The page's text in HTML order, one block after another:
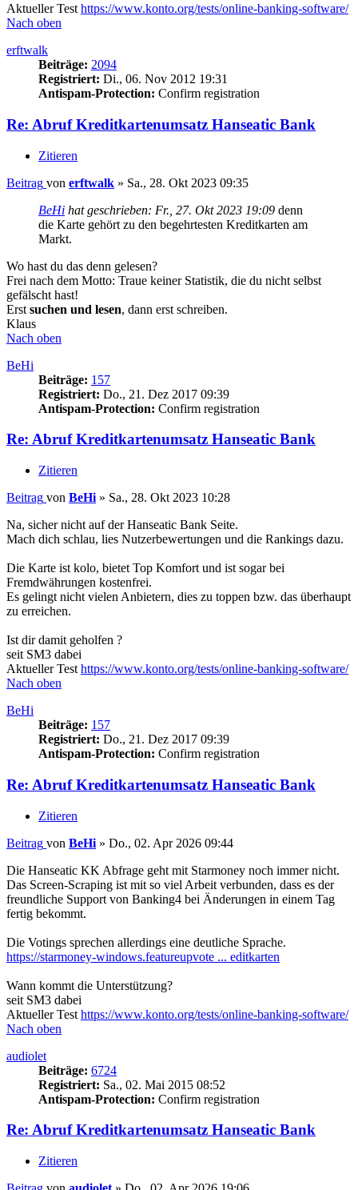
Aktueller Test https://www.konto.org/tests/online-banking-software/
Nach oben
erftwalk
Beiträge: 2094
Registriert: Di., 06. Nov 2012 19:31
Antispam-Protection: Confirm registration
Re: Abruf Kreditkartenumsatz Hanseatic Bank
Zitieren
Beitrag von erftwalk » Sa., 28. Okt 2023 09:35
BeHi hat geschrieben: Fr., 27. Okt 2023 19:09 denn
die Karte gehört zu den begehrtesten Kreditkarten am
Markt.
Wo hast du das denn gelesen?
Frei nach dem Motto: Traue keiner Statistik, die du nicht selbst
gefälscht hast!
Erst suchen und lesen, dann erst schreiben.
Klaus
Nach oben
BeHi
Beiträge: 157
Registriert: Do., 21. Dez 2017 09:39
Antispam-Protection: Confirm registration
Re: Abruf Kreditkartenumsatz Hanseatic Bank
Zitieren
Beitrag von BeHi » Sa., 28. Okt 2023 10:28
Na, sicher nicht auf der Hanseatic Bank Seite.
Mach dich schlau, lies Nutzerbewertungen und die Rankings dazu.
Die Karte ist kolo, bietet Top Komfort und ist sogar bei
Fremdwährungen kostenfrei.
Es gelingt nicht vielen Anbietern, dies zu toppen bzw. das überhaupt
zu erreichen.
Ist dir damit geholfen ?
seit SM3 dabei
Aktueller Test https://www.konto.org/tests/online-banking-software/
Nach oben
BeHi
Beiträge: 157
Registriert: Do., 21. Dez 2017 09:39
Antispam-Protection: Confirm registration
Re: Abruf Kreditkartenumsatz Hanseatic Bank
Zitieren
Beitrag von BeHi » Do., 02. Apr 2026 09:44
Die Hanseatic KK Abfrage geht mit Starmoney noch immer nicht.
Das Screen-Scraping ist mit so viel Arbeit verbunden, dass es der
freundliche Support von Banking4 bei Änderungen in einem Tag
fertig bekommt.
Die Votings sprechen allerdings eine deutliche Sprache.
https://starmoney-windows.featureupvote ... editkarten
Wann kommt die Unterstützung?
seit SM3 dabei
Aktueller Test https://www.konto.org/tests/online-banking-software/
Nach oben
audiolet
Beiträge: 6724
Registriert: Sa., 02. Mai 2015 08:52
Antispam-Protection: Confirm registration
Re: Abruf Kreditkartenumsatz Hanseatic Bank
Zitieren